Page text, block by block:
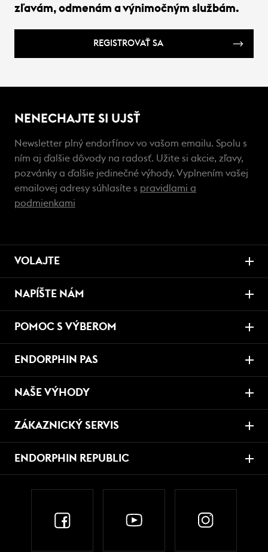
zľavám, odmenám a výnimočným službám.
REGISTROVAŤ SA
NENECHAJTE SI UJSŤ
Newsletter plný endorfínov vo vašom emailu. Spolu s
ním aj ďalšie dôvody na radosť. Užite si akcie, zľavy,
pozvánky a ďalšie jedinečné výhody. Vyplnením vašej
emailovej adresy súhlasíte s pravidlami a
podmienkami
VOLAJTE
NAPÍŠTE NÁM
POMOC S VÝBEROM
ENDORPHIN PAS
NAŠE VÝHODY
ZÁKAZNICKÝ SERVIS
ENDORPHIN REPUBLIC